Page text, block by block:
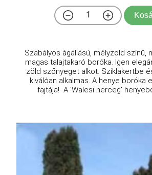
Szabályos ágállású, mélyzöld színű,
magas talajtakaró boróka. Igen
zöld szőnyeget alkot. Sziklakertbe
kiválóan alkalmas. A henye boróka
fajtája! A 'Walesi herceg'